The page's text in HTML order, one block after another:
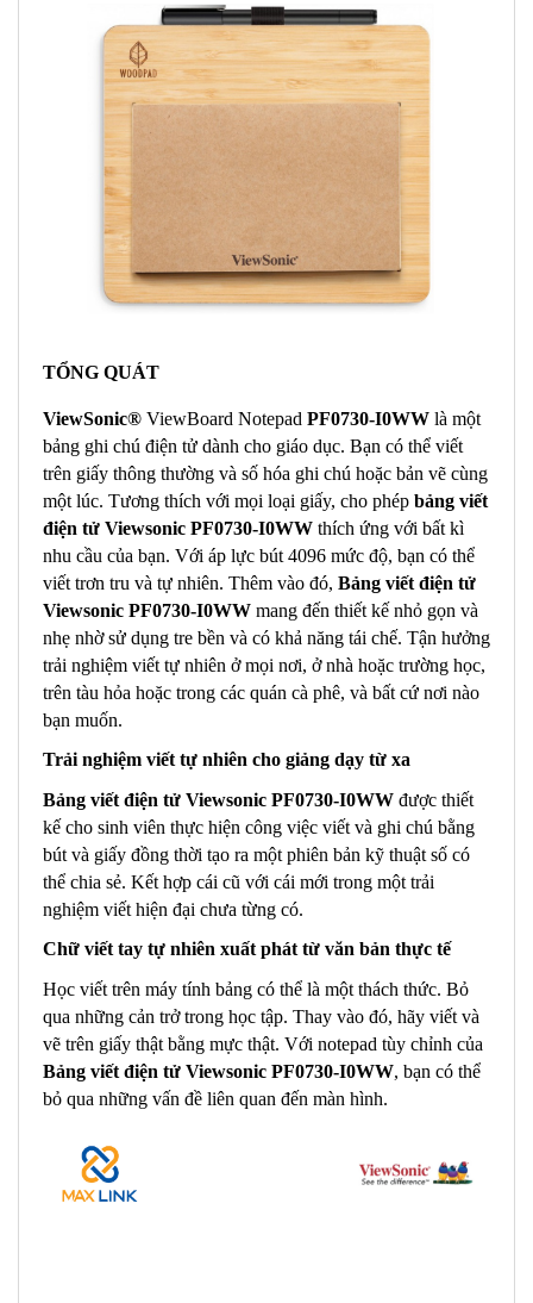
TỔNG QUÁT
ViewSonic® ViewBoard Notepad PF0730-I0WW là một
bảng ghi chú điện tử dành cho giáo dục. Bạn có thể viết
trên giấy thông thường và số hóa ghi chú hoặc bản vẽ cùng
một lúc. Tương thích với mọi loại giấy, cho phép bảng viết
điện tử Viewsonic PF0730-I0WW thích ứng với bất kì
nhu cầu của bạn. Với áp lực bút 4096 mức độ, bạn có thể
viết trơn tru và tự nhiên. Thêm vào đó, Bảng viết điện tử
Viewsonic PF0730-I0WW mang đến thiết kế nhỏ gọn và
nhẹ nhờ sử dụng tre bền và có khả năng tái chế. Tận hưởng
trải nghiệm viết tự nhiên ở mọi nơi, ở nhà hoặc trường học,
trên tàu hỏa hoặc trong các quán cà phê, và bất cứ nơi nào
bạn muốn.
Trải nghiệm viết tự nhiên cho giảng dạy từ xa
Bảng viết điện tử Viewsonic PF0730-I0WW được thiết
kế cho sinh viên thực hiện công việc viết và ghi chú bằng
bút và giấy đồng thời tạo ra một phiên bản kỹ thuật số có
thể chia sẻ. Kết hợp cái cũ với cái mới trong một trải
nghiệm viết hiện đại chưa từng có.
Chữ viết tay tự nhiên xuất phát từ văn bản thực tế
Học viết trên máy tính bảng có thể là một thách thức. Bỏ
qua những cản trở trong học tập. Thay vào đó, hãy viết và
vẽ trên giấy thật bằng mực thật. Với notepad tùy chỉnh của
Bảng viết điện tử Viewsonic PF0730-I0WW, bạn có thể
bỏ qua những vấn đề liên quan đến màn hình.